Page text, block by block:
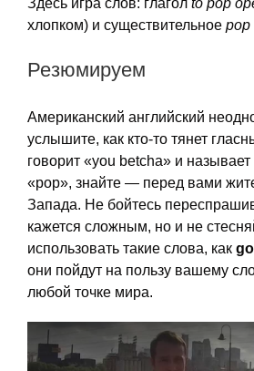
Здесь игра слов: глагол to pop
хлопком) и существительное pop
Резюмируем
Американский английский
услышите, как кто-то тянет
говорит «you betcha» и
«pop», знайте — перед вами
Запада. Не бойтесь
кажется сложным, но и не
использовать такие слова, как
они пойдут на пользу вашему
любой точке мира.